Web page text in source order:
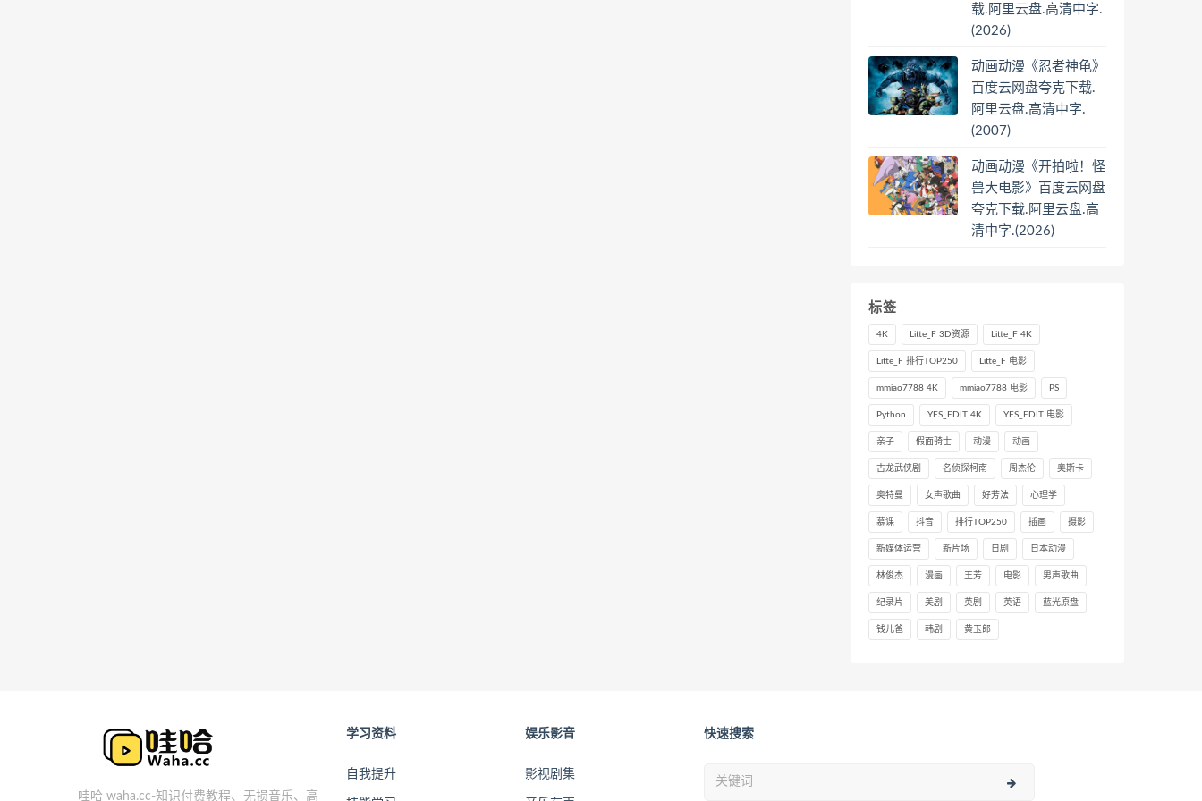
载.阿里云盘.高清中字.
(2026)
动画动漫《忍者神龟》
百度云网盘夸克下载.
阿里云盘.高清中字.
(2007)
动画动漫《开拍啦！怪
兽大电影》百度云网盘
夸克下载.阿里云盘.高
清中字.(2026)
标签
4K Litte_F 3D资源 Litte_F 4K
Litte_F 排行TOP250 Litte_F 电影
mmiao7788 4K mmiao7788 电影 PS
Python YFS_EDIT 4K YFS_EDIT 电影
亲子 假面骑士 动漫 动画
古龙武侠剧 名侦探柯南 周杰伦 奥斯卡
奥特曼 女声歌曲 好芳法 心理学
慕课 抖音 排行TOP250 插画 摄影
新媒体运营 新片场 日剧 日本动漫
林俊杰 漫画 王芳 电影 男声歌曲
纪录片 美剧 英剧 英语 蓝光原盘
钱儿爸 韩剧 黄玉郎
哇哈 waha.cc-知识付费教程、无损音乐、高
学习资料
自我提升
娱乐影音
影视剧集
快速搜索